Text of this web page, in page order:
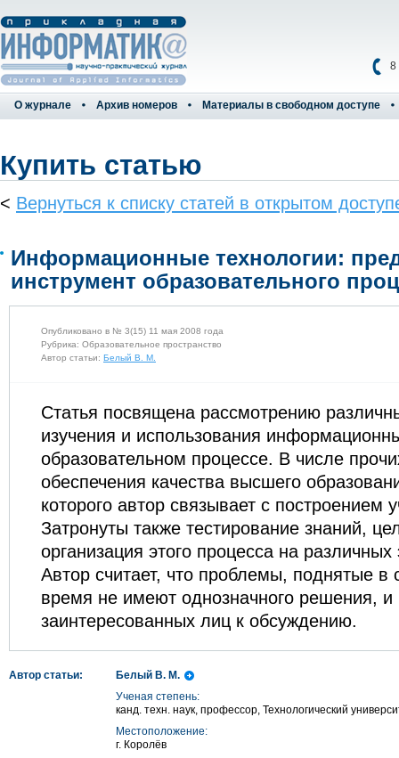
8
О журнале Архив номеров Материалы в свободном доступе
Купить статью
< Вернуться к списку статей в открытом
Информационные технологии:
инструмент образовательного
Опубликовано в № 3(15) 11 мая 2008 года
Рубрика: Образовательное пространство
Автор статьи: Белый В. М.
Статья посвящена рассмотрению
изучения и использования
образовательном процессе. В числе
обеспечения качества высшего
которого автор связывает с построением
Затронуты также тестирование знаний,
организация этого процесса на
Автор считает, что проблемы, поднятые в
время не имеют однозначного решения, и
заинтересованных лиц к обсуждению.
Автор статьи:
Белый В. М.
Ученая степень:
канд. техн. наук, профессор, Технологический
Местоположение:
г. Королёв